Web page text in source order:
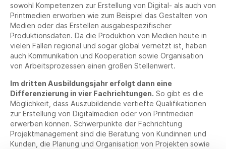
sowohl Kompetenzen zur Erstellung von Digital- als auch von
Printmedien erworben wie zum Beispiel das Gestalten von
Medien oder das Erstellen ausgabespezifischer
Produktionsdaten. Da die Produktion von Medien heute in
vielen Fällen regional und sogar global vernetzt ist, haben
auch Kommunikation und Kooperation sowie Organisation
von Arbeitsprozessen einen großen Stellenwert.
Im dritten Ausbildungsjahr erfolgt dann eine
Differenzierung in vier Fachrichtungen. So gibt es die
Möglichkeit, dass Auszubildende vertiefte Qualifikationen
zur Erstellung von Digitalmedien oder von Printmedien
erwerben können. Schwerpunkte der Fachrichtung
Projektmanagement sind die Beratung von Kundinnen und
Kunden, die Planung und Organisation von Projekten sowie